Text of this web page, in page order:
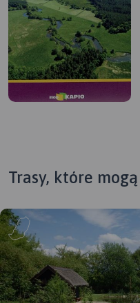
Trasy, które